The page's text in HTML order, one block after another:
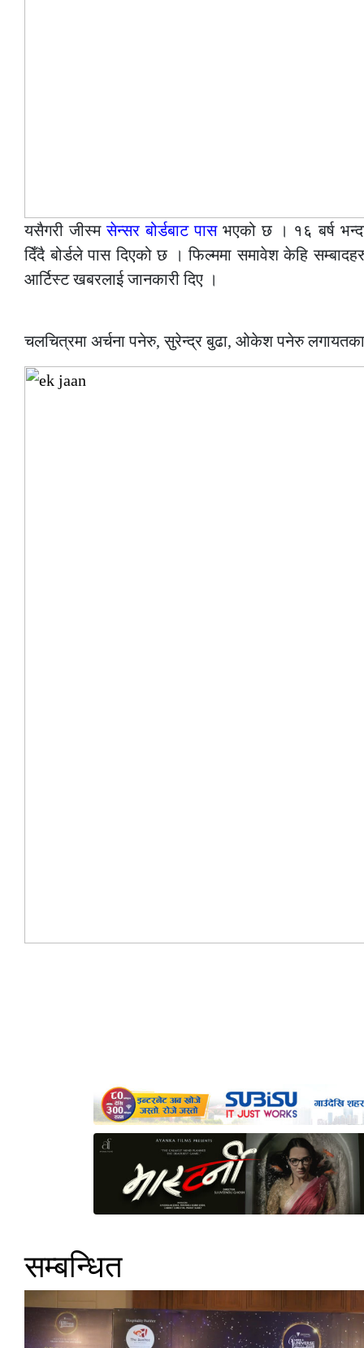
यसैगरी जीस्मसेन्सर बोर्डबाट पास भएको छ । १६ बर्ष
दिँदै बोर्डले पास दिएको छ । फिल्ममा समावेश केहि
आर्टिस्ट खबरलाई जानकारी दिए ।
चलचित्रमा अर्चना पनेरु, सुरेन्द्र बुढा, ओकेश पनेरु
सम्बन्धित